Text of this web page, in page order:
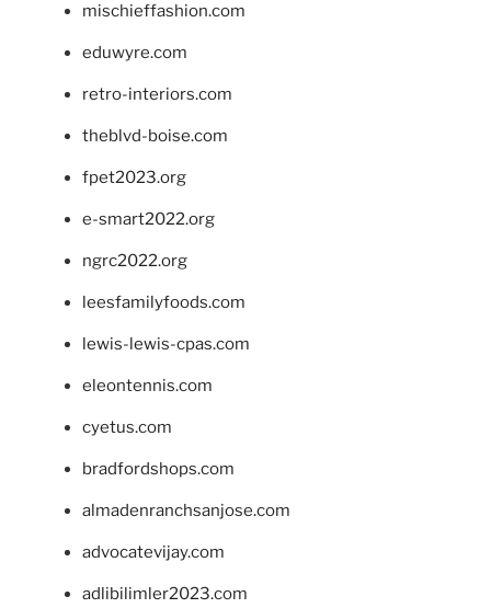
mischieffashion.com
eduwyre.com
retro-interiors.com
theblvd-boise.com
fpet2023.org
e-smart2022.org
ngrc2022.org
leesfamilyfoods.com
lewis-lewis-cpas.com
eleontennis.com
cyetus.com
bradfordshops.com
almadenranchsanjose.com
advocatevijay.com
adlibilimler2023.com